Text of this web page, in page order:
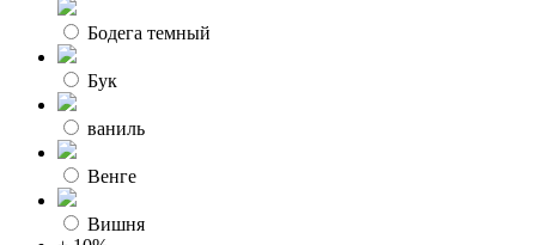
Бодега темный
Бук
ваниль
Венге
Вишня